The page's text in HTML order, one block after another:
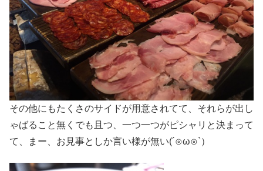
その他にもたくさのサイドが用意されてて、それらが出し
ゃばること無くでも且つ、一つ一つがピシャリと決まって
て、まー、お見事としか言い様が無い(´⊙ω⊙`）